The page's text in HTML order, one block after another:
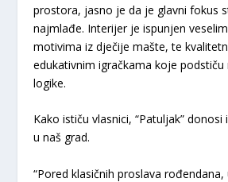
prostora, jasno je da je glavni fokus
najmlađe. Interijer je ispunjen
motivima iz dječije mašte, te
edukativnim igračkama koje
logike.
​Kako ističu vlasnici, “Patuljak”
u naš grad.
“Pored klasičnih proslava